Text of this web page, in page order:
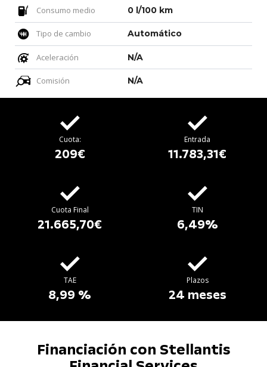
Consumo medio 0 l/100 km
Tipo de cambio Automático
Aceleración N/A
Comisión N/A
Cuota:
209€
Entrada
11.783,31€
Cuota Final
21.665,70€
TIN
6,49%
TAE
8,99 %
Plazos
24 meses
Financiación con Stellantis